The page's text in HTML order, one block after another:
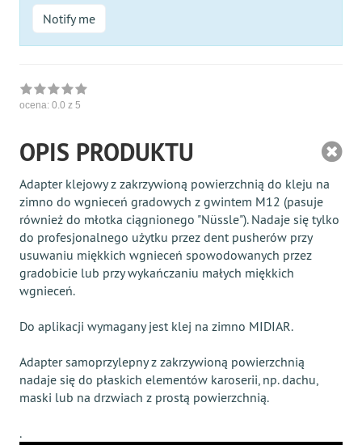
Notify me
ocena: 0.0 z 5
OPIS PRODUKTU
Adapter klejowy z zakrzywioną powierzchnią do kleju na
zimno do wgnieceń gradowych z gwintem M12 (pasuje
również do młotka ciągnionego "Nüssle"). Nadaje się tylko
do profesjonalnego użytku przez dent pusherów przy
usuwaniu miękkich wgnieceń spowodowanych przez
gradobicie lub przy wykańczaniu małych miękkich
wgnieceń.
Do aplikacji wymagany jest klej na zimno MIDIAR.
Adapter samoprzylepny z zakrzywioną powierzchnią
nadaje się do płaskich elementów karoserii, np. dachu,
maski lub na drzwiach z prostą powierzchnią.
.